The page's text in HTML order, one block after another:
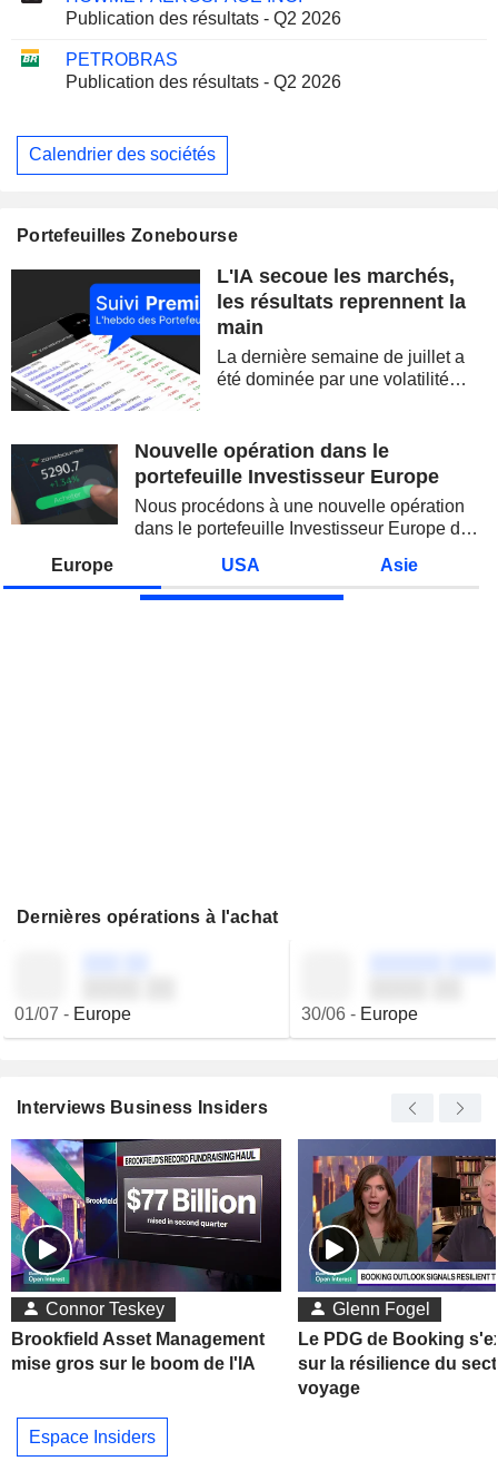
Publication des résultats - Q2 2026
PETROBRAS
Publication des résultats - Q2 2026
Calendrier des sociétés
Portefeuilles Zonebourse
L'IA secoue les marchés,
les résultats reprennent la
main
La dernière semaine de juillet a
été dominée par une volatilité
semi-conducteurs. Les
inquiétudes sur la soutenabilité
Nouvelle opération dans le
portefeuille Investisseur Europe
Nous procédons à une nouvelle opération
dans le portefeuille Investisseur Europe de
Europe USA Asie
Dernières opérations à l'achat
01/07 - Europe 30/06- Europe
Interviews Business Insiders
Connor Teskey
Brookfield Asset Management
mise gros sur le boom de l'IA
Glenn Fogel
Le PDG de Booking
sur la résilience du
voyage
Espace Insiders